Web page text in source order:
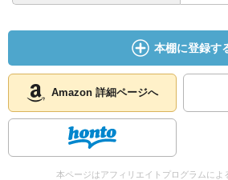
本棚に登録す
Amazon 詳細ページへ
本ページはアフィリエイトプログラムによ